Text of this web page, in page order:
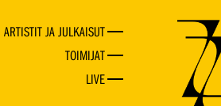
ARTISTIT JA JULKAISUT
TOIMIJAT
LIVE